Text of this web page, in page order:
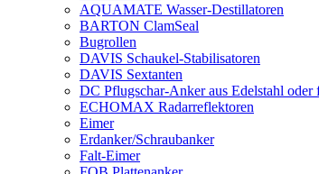
AQUAMATE Wasser-Destillatoren
BARTON ClamSeal
Bugrollen
DAVIS Schaukel-Stabilisatoren
DAVIS Sextanten
DC Pflugschar-Anker aus Edelstahl oder
ECHOMAX Radarreflektoren
Eimer
Erdanker/Schraubanker
Falt-Eimer